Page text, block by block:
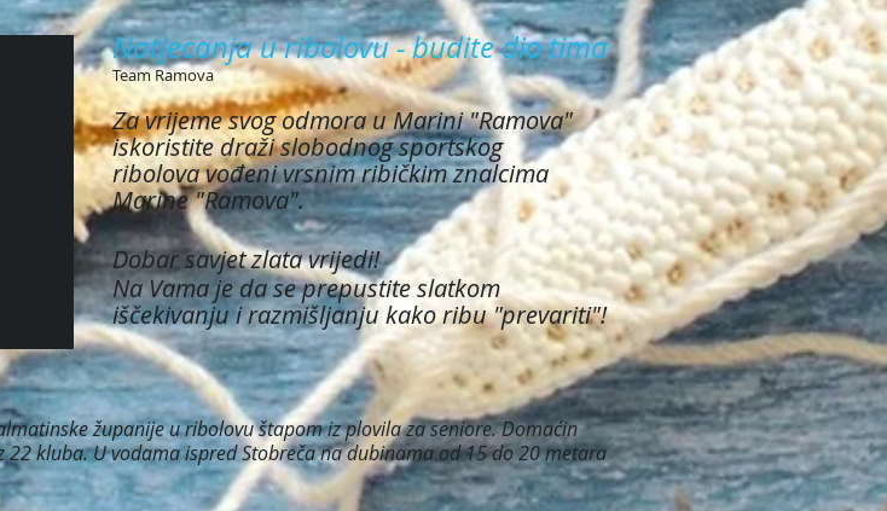
Natjecanja u ribolovu - budite dio tima
Team Ramova
Za vrijeme svog odmora u Marini "Ramova"
iskoristite draži slobodnog sportskog
ribolova vođeni vrsnim ribičkim znalcima
Marine "Ramova".
Dobar savjet zlata vrijedi!
Na Vama je da se prepustite slatkom
iščekivanju i razmišljanju kako ribu "prevariti"!
županije u ribolovu štapom iz plovila za seniore. Domaćin
kluba. U vodama ispred Stobreča na dubinama od 15 do 20 metara